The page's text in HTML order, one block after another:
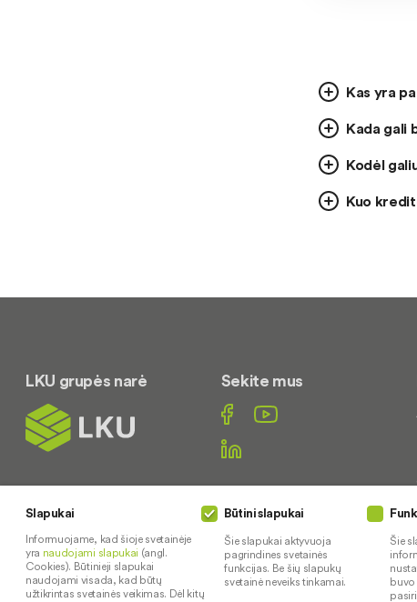
Kas yra
Kada gali
Kodėl
Kuo
LKU grupės narė Sekite mus
+370 620 19645
I-V 8:00-16:00
Pietų pertrauka 13:00-
Slapukai
Informuojame, kad šioje svetainėje
yra naudojami slapukai (angl.
Cookies). Būtinieji slapukai
naudojami visada, kad būtų
užtikrintas svetainės veikimas. Dėl kitų
Būtini slapukai
Šie slapukai aktyvuoja
pagrindines svetainės
funkcijas. Be šių slapukų
svetainė neveiks tinkamai.
Šie
buvo